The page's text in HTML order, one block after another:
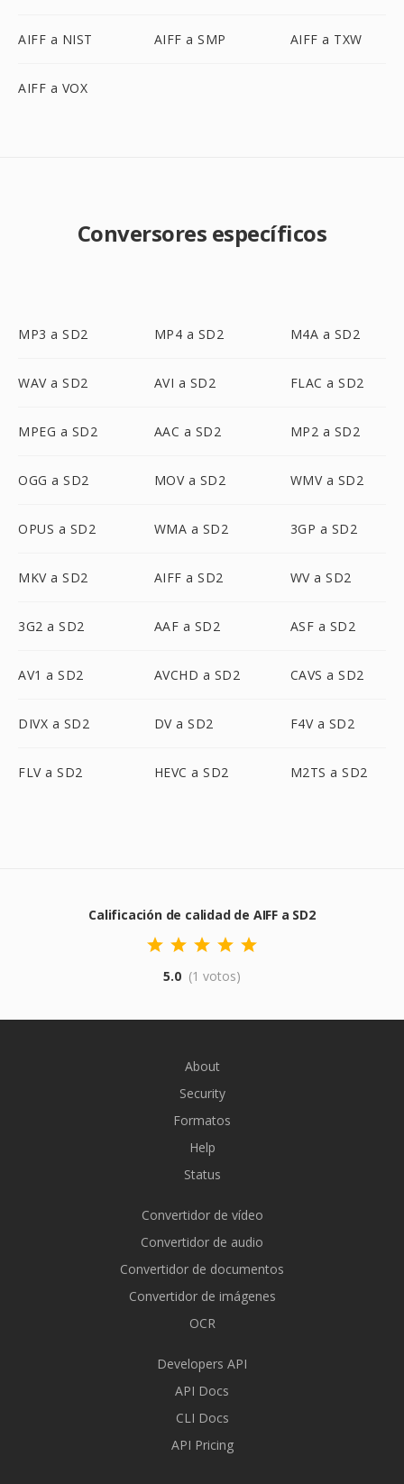
AIFF a NIST AIFF a SMP AIFF a TXW
AIFF a VOX
Conversores específicos
MP3 a SD2 MP4 a SD2 M4A a SD2
WAV a SD2 AVI a SD2 FLAC a SD2
MPEG a SD2 AAC a SD2 MP2 a SD2
OGG a SD2 MOV a SD2 WMV a SD2
OPUS a SD2 WMA a SD2 3GP a SD2
MKV a SD2 AIFF a SD2 WV a SD2
3G2 a SD2 AAF a SD2 ASF a SD2
AV1 a SD2 AVCHD a SD2 CAVS a SD2
DIVX a SD2 DV a SD2 F4V a SD2
FLV a SD2 HEVC a SD2 M2TS a SD2
Calificación de calidad de AIFF a SD2
5.0 (1 votos)
About
Security
Formatos
Help
Status
Convertidor de vídeo
Convertidor de audio
Convertidor de documentos
Convertidor de imágenes
OCR
Developers API
API Docs
CLI Docs
API Pricing